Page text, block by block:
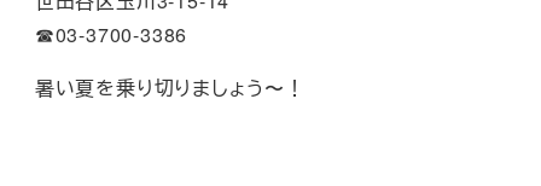
☎︎03-3700-3386
暑い夏を乗り切りましょう〜！